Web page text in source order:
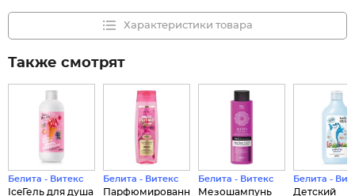
Характеристики товара
Также смотрят
Белита - Витекс
IceГель для душа
Белита - Витекс
Парфюмированный
Белита - Витекс
Мезошампунь
Белита -
Детский